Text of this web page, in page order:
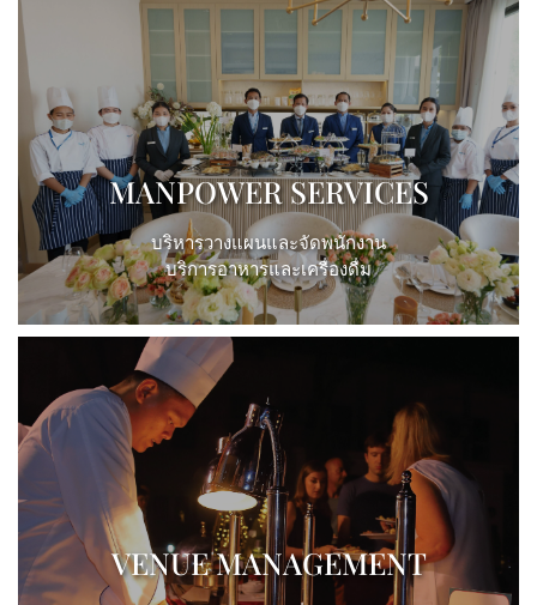
MANPOWER SERVICES
บริหารวางแผนและจัดพนักงาน
บริการอาหารและเครื่องดื่ม
View More
VENUE MANAGEMENT
View More